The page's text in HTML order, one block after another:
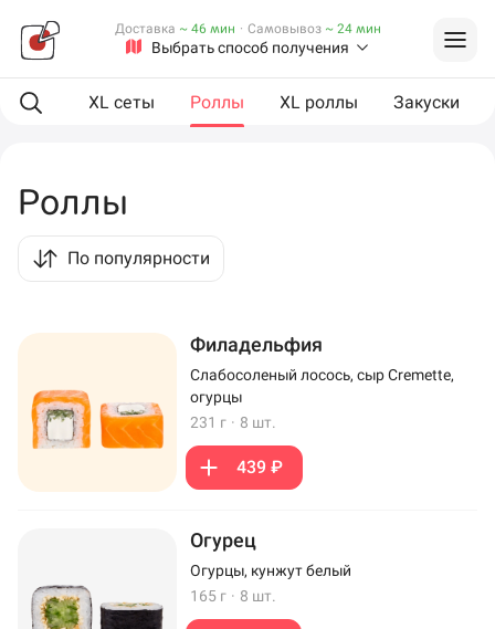
Выбрать способ получения
Доставка ~ 46 мин · Самовывоз ~ 24 мин
еда XL сеты Роллы XL роллы Закуски
Роллы
По популярности
Филадельфия
Слабосоленый лосось, сыр Cremette,
огурцы
231 г · 8 шт.
439 ₽
Огурец
Огурцы, кунжут белый
165 г · 8 шт.